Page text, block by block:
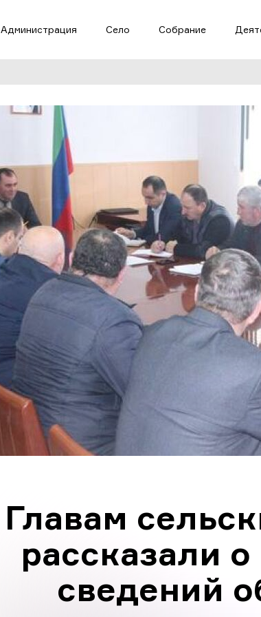
Администрация Село Собрание
Главам
рассказали
сведений